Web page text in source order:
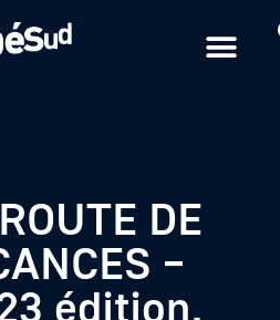
DE
–
édition,